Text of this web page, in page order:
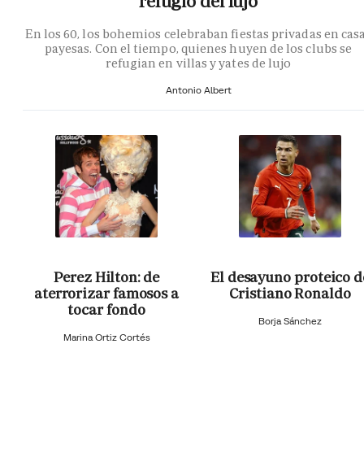
En los 60, los bohemios celebraban fiestas privadas en
payesas. Con el tiempo, quienes huyen de los clubs se
refugian en villas y yates de lujo
Antonio Albert
Perez Hilton: de
aterrorizar famosos a
tocar fondo
Marina Ortiz Cortés
El desayuno proteico
Cristiano Ronaldo
Borja Sánchez